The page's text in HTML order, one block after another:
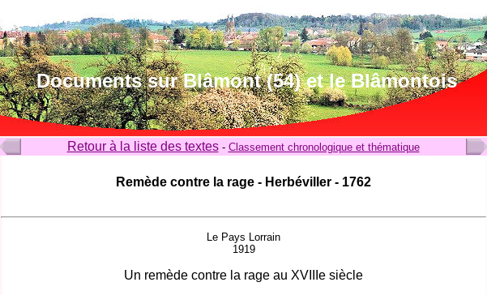
Documents sur Blâmont (54) et le Blâmontois
Retour à la liste des textes- Classement chronologique et thématique
Remède contre la rage - Herbéviller - 1762
Le Pays Lorrain
1919
Un remède contre la rage au XVIIIe siècle